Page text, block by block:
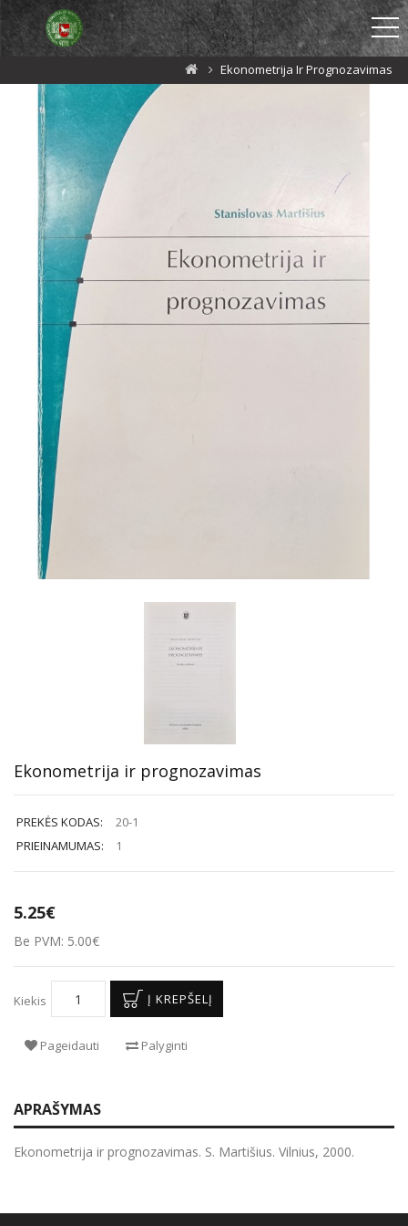
Ekonometrija Ir Prognozavimas
Ekonometrija ir prognozavimas
PREKĖS KODAS:
20-1
PRIEINAMUMAS:
1
5.25€
Be PVM: 5.00€
Kiekis Į KREPŠELĮ
Pageidauti Palyginti
APRAŠYMAS
Ekonometrija ir prognozavimas. S. Martišius. Vilnius, 2000.